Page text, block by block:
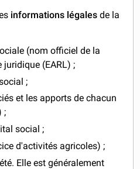
informations légales de la
(nom officiel de la
(EARL) ;
;
et les apports de chacun
;
social ;
d'activités agricoles) ;
Elle est généralement